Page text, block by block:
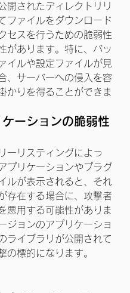
開されたディレクトリリ
ファイルをダウンロード
セスを行うための脆弱性
があります。特に、バッ
イルや設定ファイルが見
、サーバーへの侵入を容
かりを得ることができま
ケーションの脆弱性
ーリスティングによっ
プリケーションやプラグ
ルが表示されると、それ
存在する場合に、攻撃者
悪用する可能性がありま
ジョンのアプリケーショ
ライブラリが公開されて
の標的になります。